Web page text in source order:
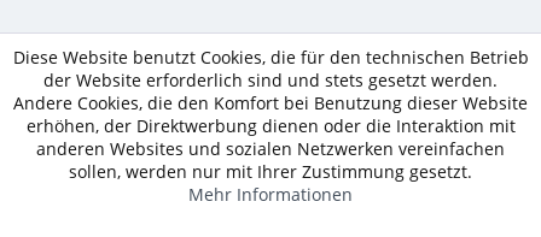
Diese Website benutzt Cookies, die für den technischen Betrieb
der Website erforderlich sind und stets gesetzt werden.
Andere Cookies, die den Komfort bei Benutzung dieser Website
erhöhen, der Direktwerbung dienen oder die Interaktion mit
anderen Websites und sozialen Netzwerken vereinfachen
sollen, werden nur mit Ihrer Zustimmung gesetzt.
Mehr Informationen